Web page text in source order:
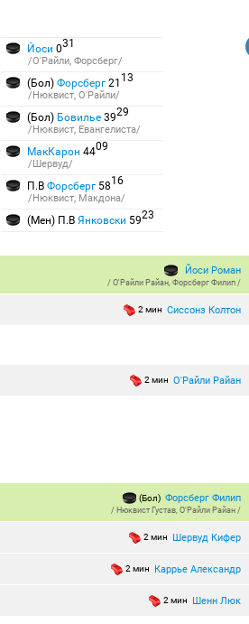
Йоси 031
/О'Райли, Форсберг/
(Бол) Форсберг 21 13
/Нюквист, О'Райли/
(Бол) Бовилье 3929
/Нюквист, Евангелиста/
МакКарон 4409
/Шервуд/
П.В Форсберг 5816
/Нюквист, Макдона/
(Мен) П.В Янковски 5923
Йоси Роман
/О'Райли Райан,Форсберг Филип /
2 мин Сиссонз Колтон
2 мин О'Райли Райан
(Бол) Форсберг Филип
/ Нюквист Густав,О'Райли Райан /
2 мин Шервуд Кифер
2 мин Каррье Александр
2 мин Шенн Люк